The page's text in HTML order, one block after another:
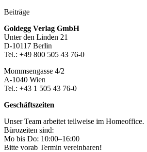
Beiträge
Footer-
Section
Goldegg Verlag GmbH
Unter den Linden 21
D-10117 Berlin
Tel.: +49 800 505 43 76-0
Mommsengasse 4/2
A-1040 Wien
Tel.: +43 1 505 43 76-0
Geschäftszeiten
Unser Team arbeitet teilweise im Homeoffice.
Bürozeiten sind:
Mo bis Do: 10:00–16:00
Bitte vorab Termin vereinbaren!